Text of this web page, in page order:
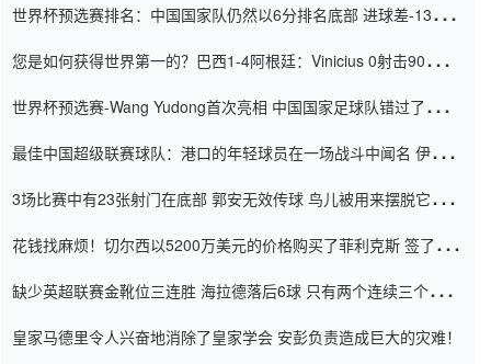
世界杯预选赛排名：中国国家队仍然以6分排名底部 进球差-13令人
您是如何获得世界第一的？巴西1-4阿根廷：Vinicius 0射击90分钟
世界杯预选赛-Wang Yudong首次亮相 中国国家足球队错过了世界
最佳中国超级联赛球队：港口的年轻球员在一场战斗中闻名 伊万放
3场比赛中有23张射门在底部 郭安无效传球 鸟儿被用来摆脱它
花钱找麻烦！切尔西以5200万美元的价格购买了菲利克斯 签了7年
缺少英超联赛金靴位三连胜 海拉德落后6球 只有两个连续三个连续
皇家马德里令人兴奋地消除了皇家学会 安彭负责造成巨大的灾难！